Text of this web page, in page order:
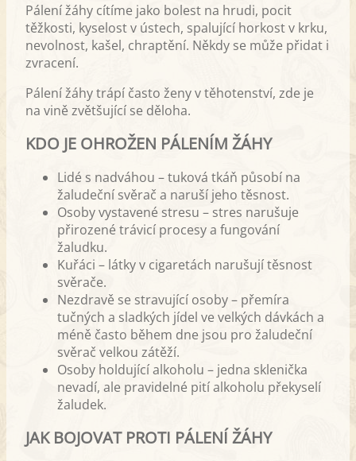
Pálení žáhy cítíme jako bolest na hrudi, pocit
těžkosti, kyselost v ústech, spalující horkost v krku,
nevolnost, kašel, chraptění. Někdy se může přidat i
zvracení.
Pálení žáhy trápí často ženy v těhotenství, zde je
na vině zvětšující se děloha.
KDO JE OHROŽEN PÁLENÍM ŽÁHY
Lidé s nadváhou – tuková tkáň působí na
žaludeční svěrač a naruší jeho těsnost.
Osoby vystavené stresu – stres narušuje
přirozené trávicí procesy a fungování
žaludku.
Kuřáci – látky v cigaretách narušují těsnost
svěrače.
Nezdravě se stravující osoby – přemíra
tučných a sladkých jídel ve velkých dávkách a
méně často během dne jsou pro žaludeční
svěrač velkou zátěží.
Osoby holdující alkoholu – jedna sklenička
nevadí, ale pravidelné pití alkoholu překyselí
žaludek.
JAK BOJOVAT PROTI PÁLENÍ ŽÁHY